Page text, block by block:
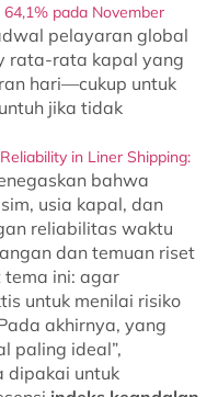
pada November
pelayaran global
rata-rata kapal yang
hari—cukup untuk
jika tidak
in Liner Shipping:
bahwa
usia kapal, dan
reliabilitas waktu
dan temuan riset
tema ini: agar
untuk menilai risiko
akhirnya, yang
paling ideal”,
dipakai untuk